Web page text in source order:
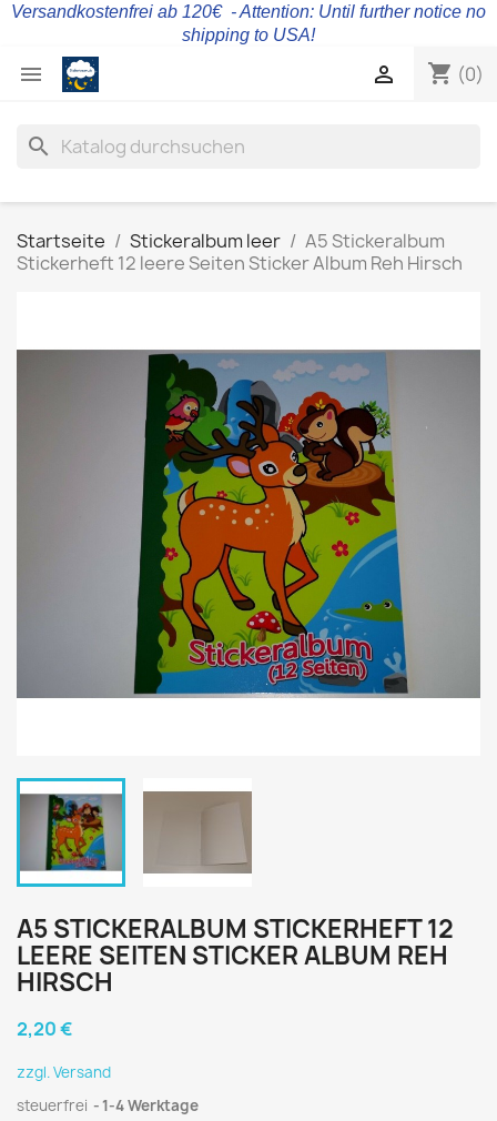
Versandkostenfrei ab 120€ - Attention: Until further notice no
shipping to USA!
 shopping_cart (0)

search
Startseite Stickeralbum leer
A5 Stickeralbum
Stickerheft 12 leere Seiten Sticker Album Reh Hirsch
A5 STICKERALBUM STICKERHEFT 12
LEERE SEITEN STICKER ALBUM REH
HIRSCH
2,20 €
zzgl. Versand
steuerfrei
1-4 Werktage